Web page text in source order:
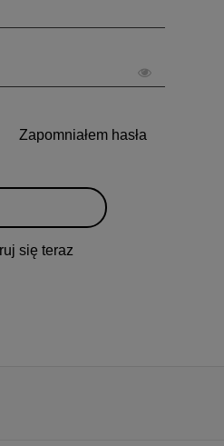
Zapomniałem hasła
się teraz